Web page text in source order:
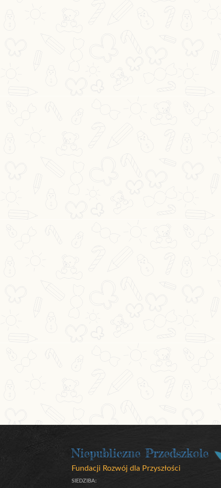
Niepubliczne Przedszkole
Fundacji Rozwój dla Przyszłości
SIEDZIBA: